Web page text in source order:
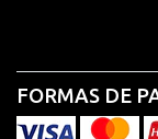
FORMAS DE